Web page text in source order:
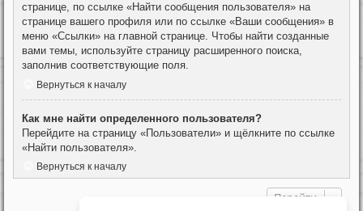
странице, по ссылке «Найти сообщения пользователя» на
странице вашего профиля или по ссылке «Ваши сообщения» в
меню «Ссылки» на главной странице. Чтобы найти созданные
вами темы, используйте страницу расширенного поиска,
заполнив соответствующие поля.
Вернуться к началу
Как мне найти определенного пользователя?
Перейдите на страницу «Пользователи» и щёлкните по ссылке
«Найти пользователя».
Вернуться к началу
Перейти